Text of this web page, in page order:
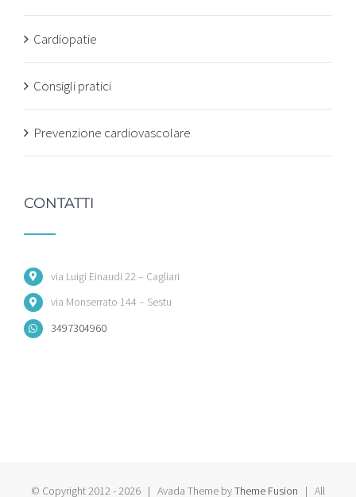
Cardiopatie
Consigli pratici
Prevenzione cardiovascolare
CONTATTI
via Luigi Einaudi 22 – Cagliari
via Monserrato 144 – Sestu
3497304960
© Copyright 2012 -2026 | Avada Theme byTheme Fusion | All